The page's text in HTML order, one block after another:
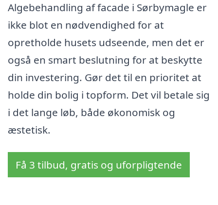
Algebehandling af facade i Sørbymagle er
ikke blot en nødvendighed for at
opretholde husets udseende, men det er
også en smart beslutning for at beskytte
din investering. Gør det til en prioritet at
holde din bolig i topform. Det vil betale sig
i det lange løb, både økonomisk og
æstetisk.
Få 3 tilbud, gratis og uforpligtende